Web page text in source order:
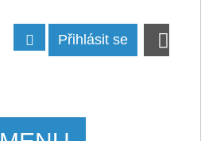
Přihlásit se